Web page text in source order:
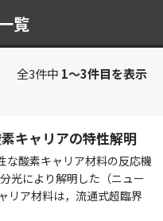
覧
全3件中 1〜3件目を表示
キャリアの特性解明
な酸素キャリア材料の反応機
光により解明した（ニュー
リア材料は，流通式超臨界